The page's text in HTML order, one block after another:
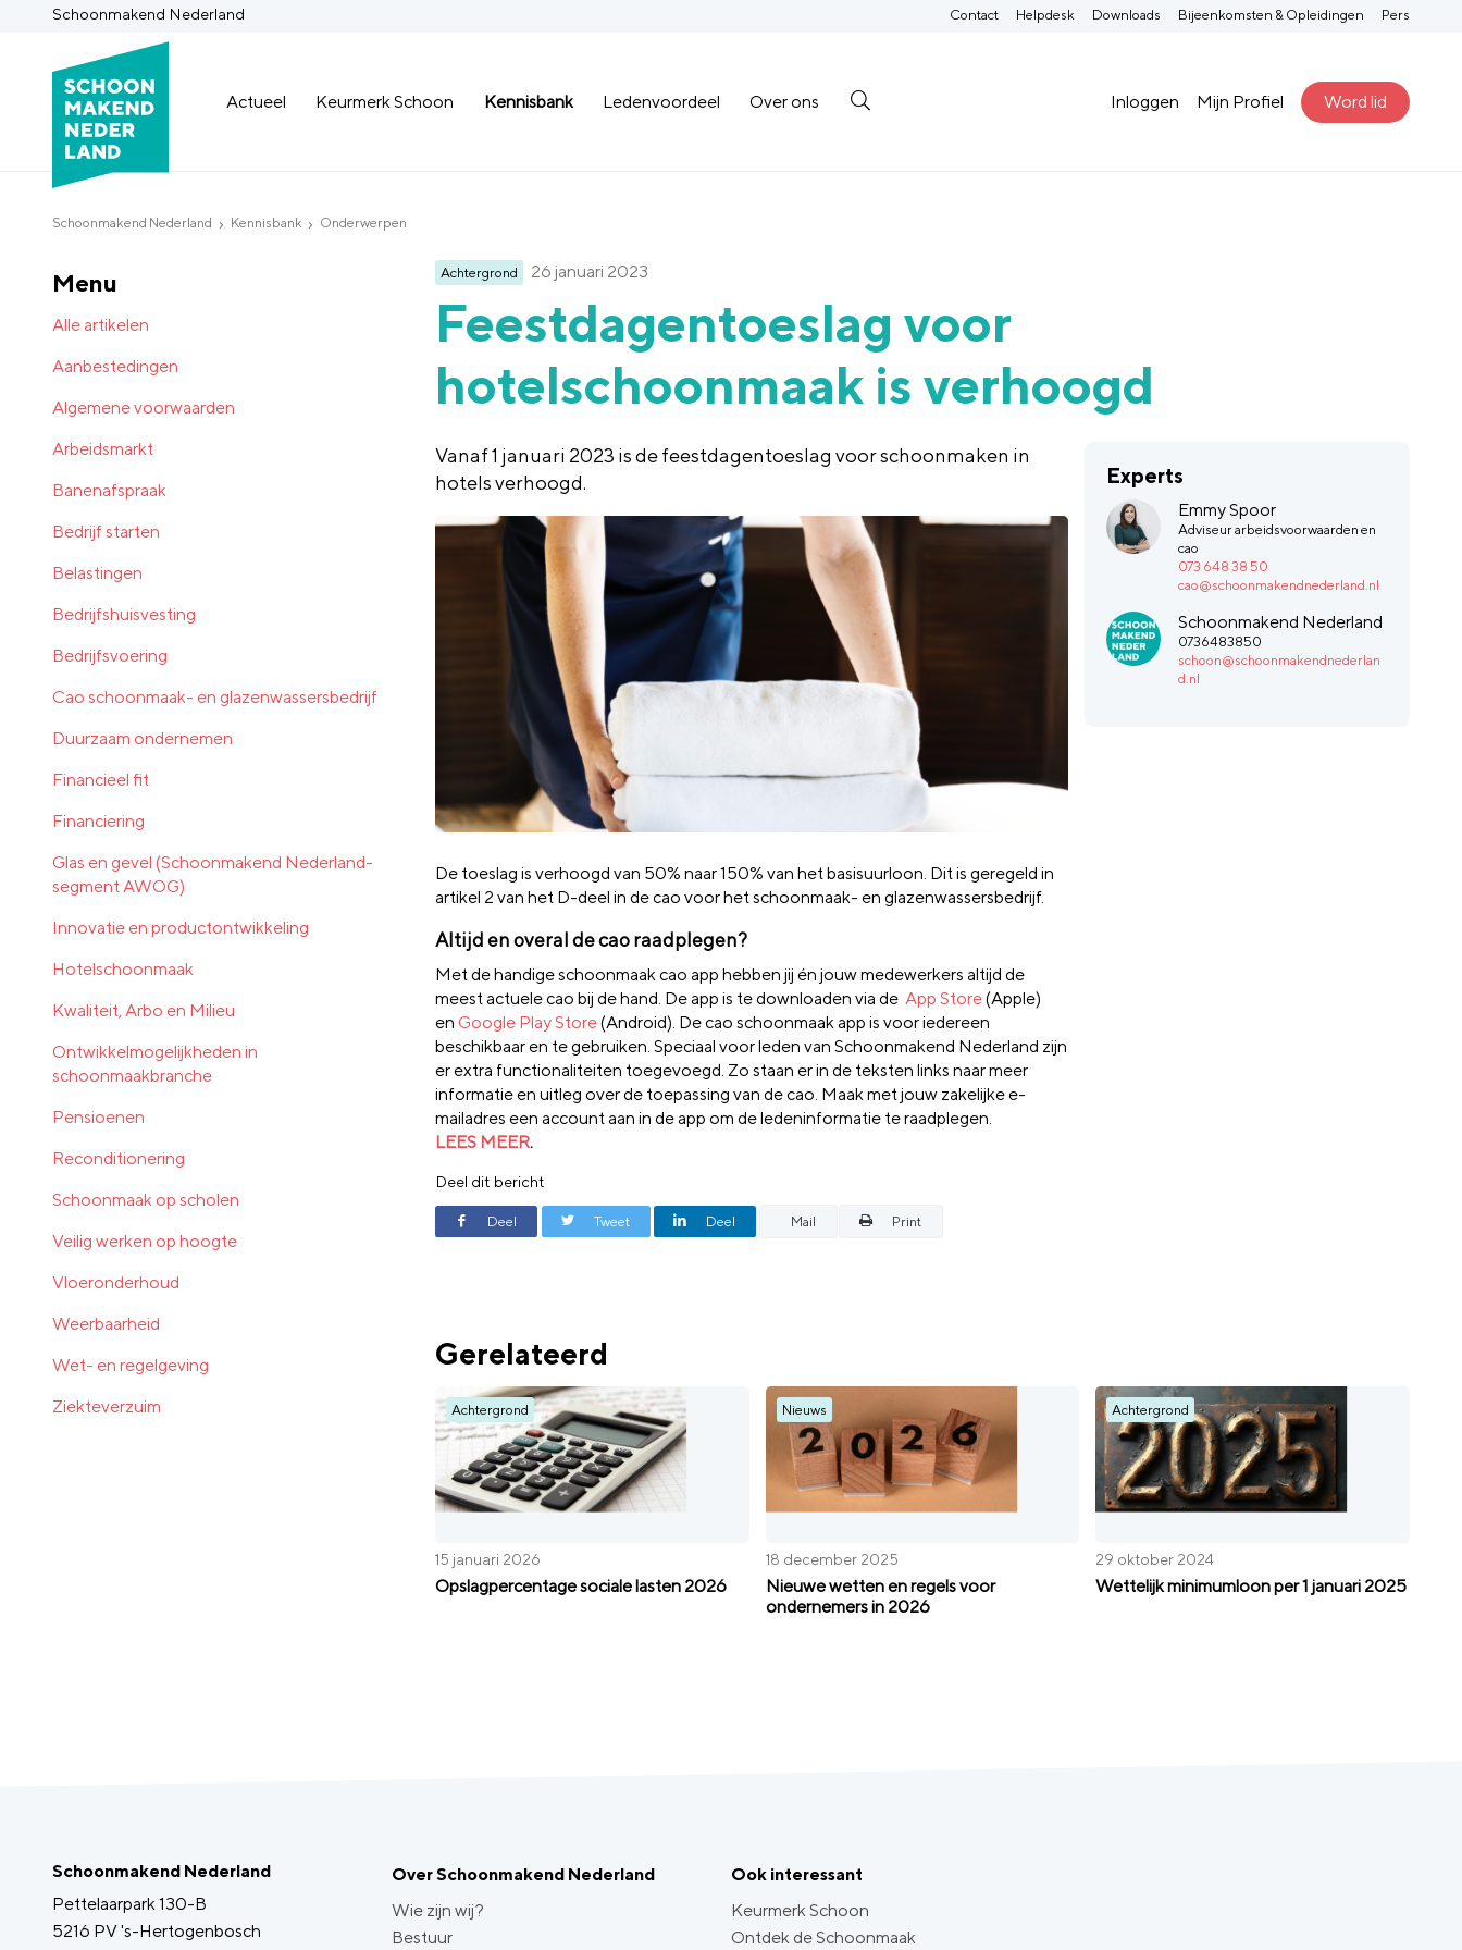
Schoonmakend Nederland
Actueel Keurmerk Schoon Kennisbank Ledenvoordeel Over ons Inloggen Mijn Profiel Word lid
Contact Helpdesk Downloads Bijeenkomsten & Opleidingen Pers
Schoonmakend Nederland Kennisbank Onderwerpen
Achtergrond 26 januari 2023
Feestdagentoeslag voor
hotelschoonmaak is verhoogd
Vanaf 1 januari 2023 is de feestdagentoeslag voor schoonmaken in
hotels verhoogd.
Experts
Emmy Spoor
Adviseur arbeidsvoorwaarden en
cao
073 648 38 50
cao@schoonmakendnederland.nl
Schoonmakend Nederland
0736483850
schoon@schoonmakendnederlan
d.nl
De toeslag is verhoogd van 50% naar 150% van het basisuurloon. Dit is geregeld in
artikel 2 van het D-deel in de cao voor het schoonmaak- en glazenwassersbedrijf.
Altijd en overal de cao raadplegen?
Metde handige schoonmaak cao app hebben jij én jouw medewerkers altijd de
meest actuele cao bij de hand. De app is te downloaden via de App Store(Apple)
en Google Play Store(Android). De cao schoonmaak app is voor iedereen
beschikbaar en te gebruiken. Speciaal voor leden van Schoonmakend Nederland zijn
er extra functionaliteiten toegevoegd. Zo staan er in de teksten links naar meer
informatie en uitleg over de toepassing van de cao. Maak met jouw zakelijke e-
mailadres een account aan in de app om de ledeninformatie te raadplegen.
LEES MEER.
Deel dit bericht
Deel Tweet Deel Mail Print
Gerelateerd
Achtergrond
15 januari 2026
Opslagpercentage sociale lasten 2026
Nieuws
18 december 2025
Nieuwe wetten en regels voor
ondernemers in 2026
Achtergrond
29 oktober 2024
Wettelijk minimumloon per 1 januari 2025
Menu
Alle artikelen
Aanbestedingen
Algemene voorwaarden
Arbeidsmarkt
Banenafspraak
Bedrijf starten
Belastingen
Bedrijfshuisvesting
Bedrijfsvoering
Cao schoonmaak- en glazenwassersbedrijf
Duurzaam ondernemen
Financieel fit
Financiering
Glas en gevel (Schoonmakend Nederland-
segment AWOG)
Innovatie en productontwikkeling
Hotelschoonmaak
Kwaliteit, Arbo en Milieu
Ontwikkelmogelijkheden in
schoonmaakbranche
Pensioenen
Reconditionering
Schoonmaak op scholen
Veilig werken op hoogte
Vloeronderhoud
Weerbaarheid
Wet- en regelgeving
Ziekteverzuim
Schoonmakend Nederland
Pettelaarpark 130-B
5216 PV 's-Hertogenbosch
Over Schoonmakend Nederland
Wie zijn wij?
Bestuur
Ook interessant
Keurmerk Schoon
Ontdek de Schoonmaak